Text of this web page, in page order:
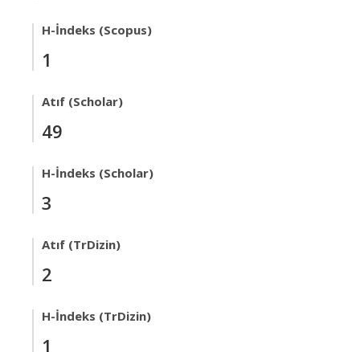
H-İndeks (Scopus)
1
Atıf (Scholar)
49
H-İndeks (Scholar)
3
Atıf (TrDizin)
2
H-İndeks (TrDizin)
1